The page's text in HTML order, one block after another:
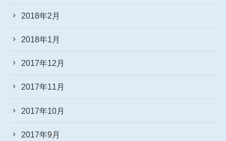
2018年2月
2018年1月
2017年12月
2017年11月
2017年10月
2017年9月